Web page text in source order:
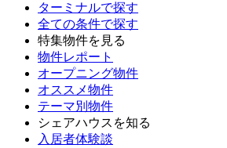
ターミナルで探す
全ての条件で探す
特集物件を見る
物件レポート
オープニング物件
オススメ物件
テーマ別物件
シェアハウスを知る
入居者体験談